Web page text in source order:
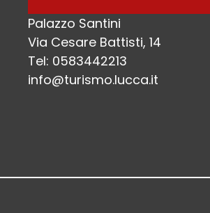
Palazzo Santini
Via Cesare Battisti, 14
Tel: 0583442213
info@turismo.lucca.it